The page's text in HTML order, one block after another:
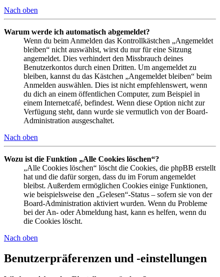
Nach oben
Warum werde ich automatisch abgemeldet?
Wenn du beim Anmelden das Kontrollkästchen „Angemeldet
bleiben“ nicht auswählst, wirst du nur für eine Sitzung
angemeldet. Dies verhindert den Missbrauch deines
Benutzerkontos durch einen Dritten. Um angemeldet zu
bleiben, kannst du das Kästchen „Angemeldet bleiben“ beim
Anmelden auswählen. Dies ist nicht empfehlenswert, wenn
du dich an einem öffentlichen Computer, zum Beispiel in
einem Internetcafé, befindest. Wenn diese Option nicht zur
Verfügung steht, dann wurde sie vermutlich von der Board-
Administration ausgeschaltet.
Nach oben
Wozu ist die Funktion „Alle Cookies löschen“?
„Alle Cookies löschen“ löscht die Cookies, die phpBB erstellt
hat und die dafür sorgen, dass du im Forum angemeldet
bleibst. Außerdem ermöglichen Cookies einige Funktionen,
wie beispielsweise den „Gelesen“-Status – sofern sie von der
Board-Administration aktiviert wurden. Wenn du Probleme
bei der An- oder Abmeldung hast, kann es helfen, wenn du
die Cookies löscht.
Nach oben
Benutzerpräferenzen und -einstellungen